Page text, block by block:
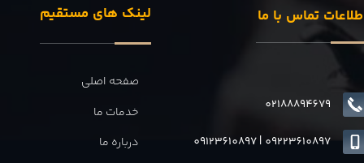
لینک های مستقیم
صفحه اصلی
خدمات ما
درباره ما
تماس با ما
02188894679
09123610897| 09223610897